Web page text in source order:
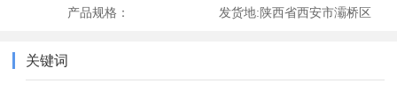
产品规格： 发货地:陕西省西安市灞桥区
关键词